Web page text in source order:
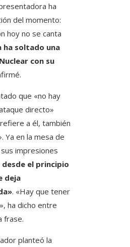
ha
del momento:
hoy no se canta
ha soltado una
con su
que «no hay
directo»
a él, también
Ya en la mesa de
impresiones
desde el principio
deja
. «Hay que tener
ha dicho entre
frase.
planteó la